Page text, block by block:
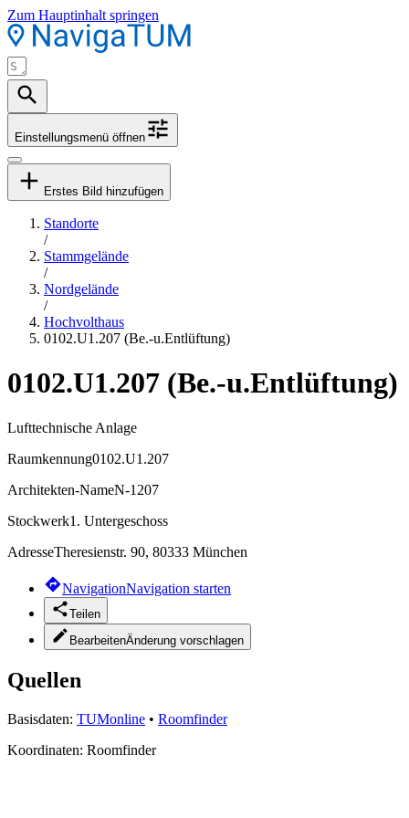
Zum Hauptinhalt springen
Einstellungsmenü öffnen
Erstes Bild hinzufügen
Standorte
/
Stammgelände
/
Nordgelände
/
Hochvolthaus
0102.U1.207 (Be.-u.Entlüftung)
0102.U1.207 (Be.-u.Entlüftung)
Lufttechnische Anlage
Raumkennung0102.U1.207
Architekten-NameN-1207
Stockwerk1. Untergeschoss
AdresseTheresienstr. 90, 80333 München
NavigationNavigation starten
Teilen
BearbeitenÄnderung vorschlagen
Quellen
Basisdaten: TUMonline • Roomfinder
Koordinaten: Roomfinder